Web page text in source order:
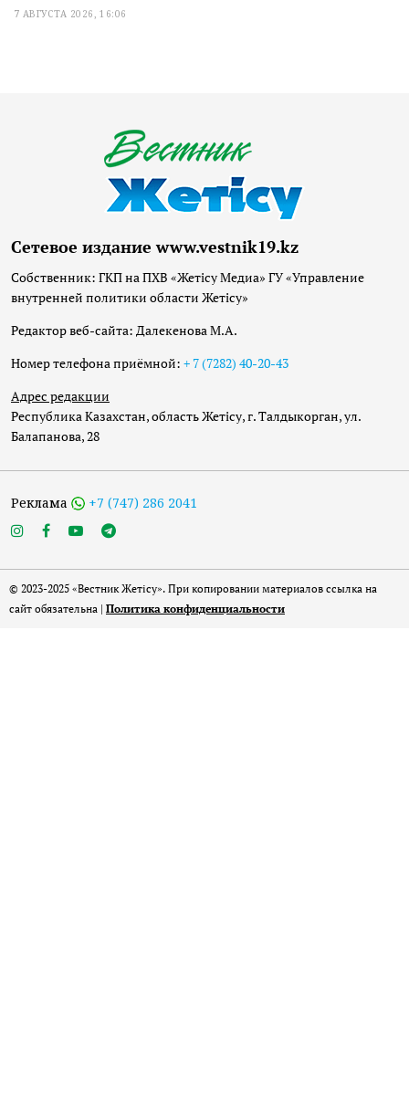
7 АВГУСТА 2026, 16:06
Сетевое издание www.vestnik19.kz
Собственник: ГКП на ПХВ «Жетісу Медиа» ГУ «Управление
внутренней политики области Жетісу»
Редактор веб-сайта: Далекенова М.А.
Номер телефона приёмной: + 7 (7282) 40-20-43
Адрес редакции
Республика Казахстан, область Жетісу, г. Талдыкорган, ул.
Балапанова, 28
Реклама +7 (747) 286 2041
© 2023-2025 «Вестник Жетісу». При копировании материалов ссылка на
сайт обязательна | Политика конфиденциальности